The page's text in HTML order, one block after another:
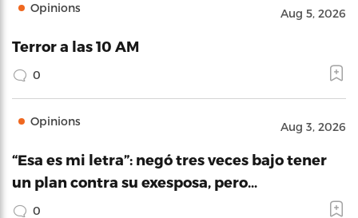
Opinions Aug 5, 2026
Terror a las 10 AM
0
Opinions Aug 3, 2026
“Esa es mi letra”: negó tres veces bajo tener
un plan contra su exesposa, pero…
0